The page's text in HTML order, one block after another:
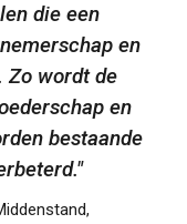
die een
en
Zo wordt de
en
bestaande